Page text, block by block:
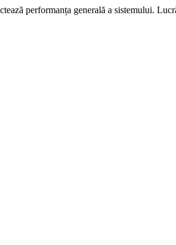
performanța generală a sistemului.